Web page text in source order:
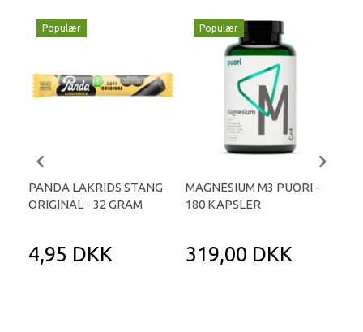
Populær
PANDA LAKRIDS STANG
ORIGINAL - 32 GRAM
4,95 DKK
Populær
MAGNESIUM M3 PUORI -
180 KAPSLER
319,00 DKK